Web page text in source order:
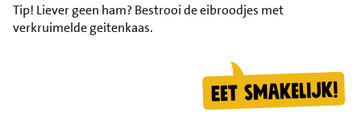
Tip! Liever geen ham? Bestrooi de eibroodjes met
verkruimelde geitenkaas.